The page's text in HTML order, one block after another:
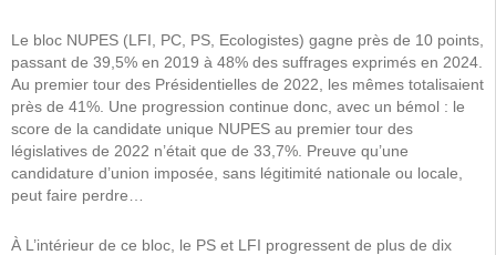
Le bloc NUPES (LFI, PC, PS, Ecologistes) gagne près de 10 points,
passant de 39,5% en 2019 à 48% des suffrages exprimés en 2024.
Au premier tour des Présidentielles de 2022, les mêmes totalisaient
près de 41%. Une progression continue donc, avec un bémol : le
score de la candidate unique NUPES au premier tour des
législatives de 2022 n’était que de 33,7%. Preuve qu’une
candidature d’union imposée, sans légitimité nationale ou locale,
peut faire perdre…
À L’intérieur de ce bloc, le PS et LFI progressent de plus de dix